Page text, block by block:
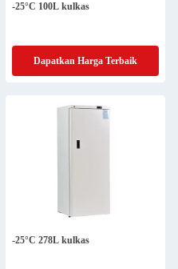
-25°C 100L kulkas
Dapatkan Harga Terbaik
-25°C 278L kulkas